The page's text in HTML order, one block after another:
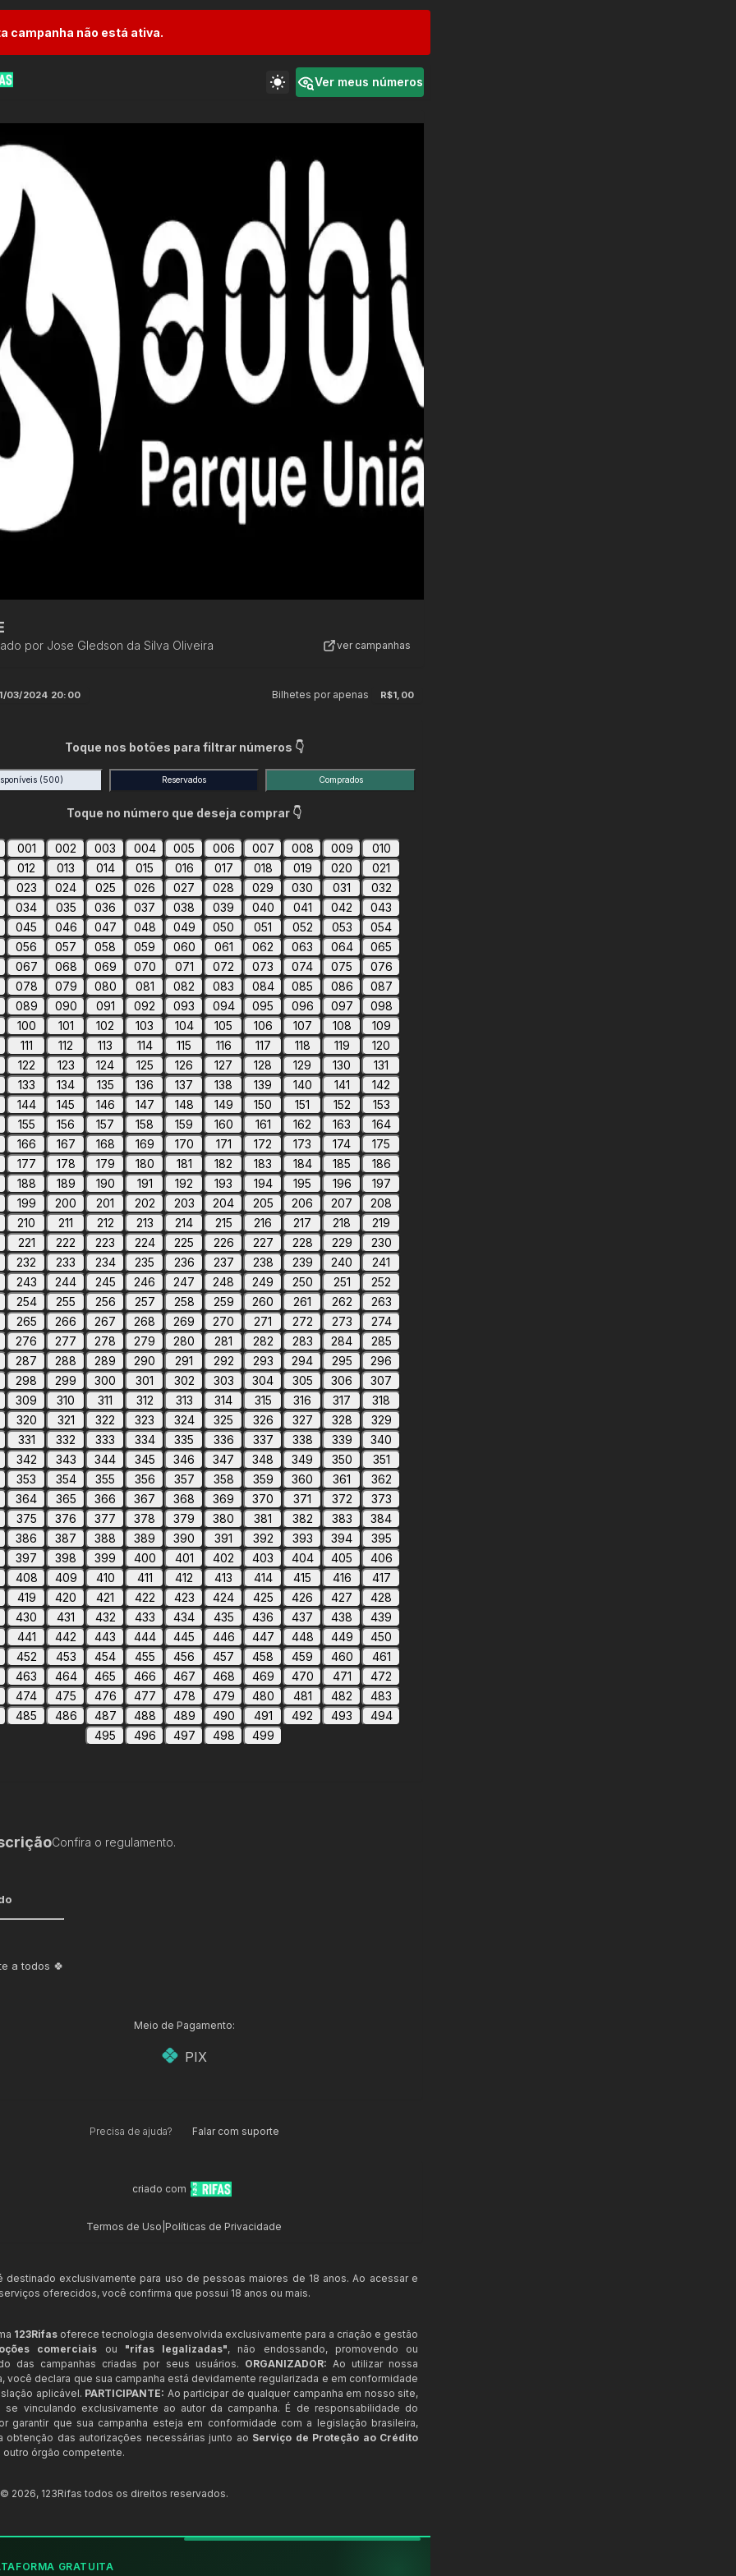
campanha não está ativa.
Ver meus números
por Jose Gledson da Silva Oliveira ver campanhas
03/2024 20:00 Bilhetes por apenas R$1,00
Toque nos botões para filtrar números 👇
(500) Reservados Comprados
Toque no número que deseja comprar 👇
001 002 003 004 005 006 007 008 009
010
012
013 014 015 016 017 018 019 020
021
023
024 025 026 027 028 029 030 031
032
034
035 036 037 038 039 040 041 042
043
045
046 047 048 049 050 051 052 053
054
056
057 058 059 060 061 062 063 064
065
067
068 069 070 071 072 073 074 075
076
078
079 080 081 082 083 084 085 086
087
089
090 091 092 093 094 095 096 097
098
100
101 102 103 104 105 106 107 108
109
111
112 113 114 115 116 117 118 119
120
122
123 124 125 126 127 128 129 130
131
133
134 135 136 137 138 139 140 141
142
144
145 146 147 148 149 150 151 152
153
155
156 157 158 159 160 161 162 163
164
166
167 168 169 170 171 172 173 174
175
177
178 179 180 181 182 183 184 185
186
188
189 190 191 192 193 194 195 196
197
199
200 201 202 203 204 205 206 207
208
210
211 212 213 214 215 216 217 218
219
221
222 223 224 225 226 227 228 229
230
232
233 234 235 236 237 238 239 240
241
243
244 245 246 247 248 249 250 251
252
254
255 256 257 258 259 260 261 262
263
265
266 267 268 269 270 271 272 273
274
276
277 278 279 280 281 282 283 284
285
287
288 289 290 291 292 293 294 295
296
298
299 300 301 302 303 304 305 306
307
309
310 311 312 313 314 315 316 317
318
320
321 322 323 324 325 326 327 328
329
331
332 333 334 335 336 337 338 339
340
342
343 344 345 346 347 348 349 350
351
353
354 355 356 357 358 359 360 361
362
364
365 366 367 368 369 370 371 372
373
375
376 377 378 379 380 381 382 383
384
386
387 388 389 390 391 392 393 394
395
397
398 399 400 401 402 403 404 405
406
408
409 410 411 412 413 414 415 416
417
419
420 421 422 423 424 425 426 427
428
430
431 432 433 434 435 436 437 438
439
441
442 443 444 445 446 447 448 449
450
452
453 454 455 456 457 458 459 460
461
463
464 465 466 467 468 469 470 471
472
474
475 476 477 478 479 480 481 482
483
485
486 487 488 489 490 491 492 493
494
495
496 497 498 499
Confira o regulamento.
a todos 🍀
Meio de Pagamento:
PIX
Precisa de ajuda? Falar com suporte
criado com
Termos de Uso Políticas de Privacidade
destinado exclusivamente para uso de pessoas maiores de 18 anos. Ao acessar e
oferecidos, você confirma que possui 18 anos ou mais.
123Rifas oferece tecnologia desenvolvida exclusivamente para a criação e gestão
comerciais ou "rifas legalizadas", não endossando, promovendo ou
das campanhas criadas por seus usuários. ORGANIZADOR: Ao utilizar nossa
você declara que sua campanha está devidamente regularizada e em conformidade
aplicável. PARTICIPANTE: Ao participar de qualquer campanha em nosso site,
se vinculando exclusivamente ao autor da campanha. É de responsabilidade do
garantir que sua campanha esteja em conformidade com a legislação brasileira,
obtenção das autorizações necessárias junto ao Serviço de Proteção ao Crédito
órgão competente.
© 2026, 123Rifas todos os direitos reservados.
GRATUITA